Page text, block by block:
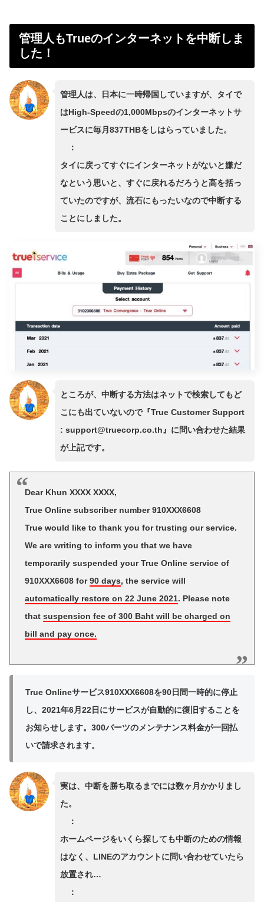
管理人もTrueのインターネットを中断しま
した！
管理人は、日本に一時帰国していますが、タイで
はHigh-Speedの1,000Mbpsのインターネットサ
ービスに毎月837THBをしはらっていました。
：
タイに戻ってすぐにインターネットがないと嫌だ
なという思いと、すぐに戻れるだろうと高を括っ
ていたのですが、流石にもったいなので中断する
ことにしました。
ところが、中断する方法はネットで検索してもど
こにも出ていないので『True Customer Support
: support@truecorp.co.th 』に問い合わせた結果
が上記です。
Dear Khun XXXX XXXX,
True Online subscriber number 910XXX6608
True would like to thank you for trusting our service.
We are writing to inform you that we have
temporarily suspended your True Online service of
910XXX6608 for90 days, the service will
automatically restore on 22 June 2021. Please note
thatsuspension fee of 300 Baht will be charged on
bill and pay once.
True Onlineサービス910XXX6608を90日間一時的に停止
し、2021年6月22日にサービスが自動的に復旧することを
お知らせします。300バーツのメンテナンス料金が一回払
いで請求されます。
実は、中断を勝ち取るまでには数ヶ月かかりまし
た。
：
ホームページをいくら探しても中断のための情報
はなく、LINEのアカウントに問い合わせていたら
放置され…
：